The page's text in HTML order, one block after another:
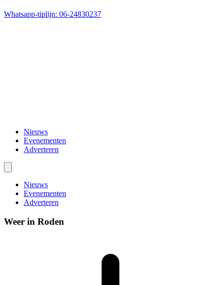
Whatsapp-tiplijn: 06-24830237
Nieuws
Evenementen
Adverteren
Nieuws
Evenementen
Adverteren
Weer in Roden